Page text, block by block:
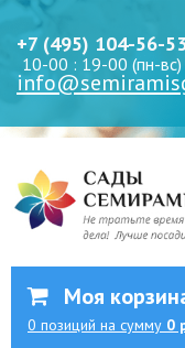
+7 (495) 104-56-
10-00 : 19-00 (пн-вс)
Моя
0 позиций на сумму 0